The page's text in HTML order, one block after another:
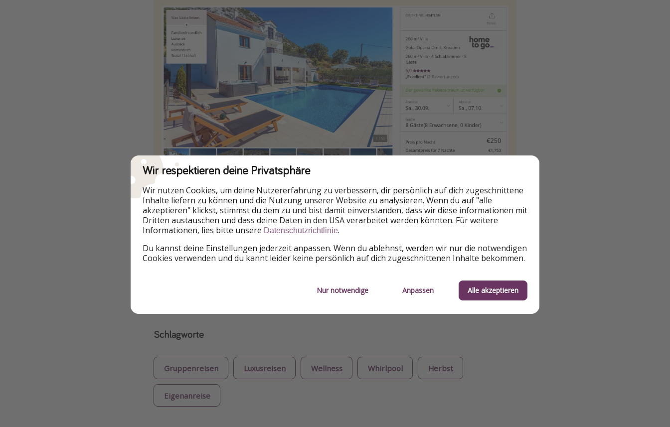
Zum Angebot
Gesamtpreis 1.753 € = 219 € pro Personmq,
Schlagworte
Gruppenreisen Luxusreisen Wellness Whirlpool Herbst
Eigenanreise
Wir respektieren deine Privatsphäre
Wir nutzen Cookies, um deine Nutzererfahrung zu verbessern, dir persönlich auf dich zugeschnittene
Inhalte liefern zu können und die Nutzung unserer Website zu analysieren. Wenn du auf "alle
akzeptieren" klickst, stimmst du dem zu und bist damit einverstanden, dass wir diese informationen mit
Dritten austauschen und dass deine Daten in den USA verarbeitet werden könnten. Für weitere
Informationen, lies bitte unsere Datenschutzrichtlinie.
Du kannst deine Einstellungen jederzeit anpassen. Wenn du ablehnst, werden wir nur die notwendigen
Cookies verwenden und du kannt leider keine persönlich auf dich zugeschnittenen Inhalte bekommen.
Nur notwendige Anpassen Alle akzeptieren